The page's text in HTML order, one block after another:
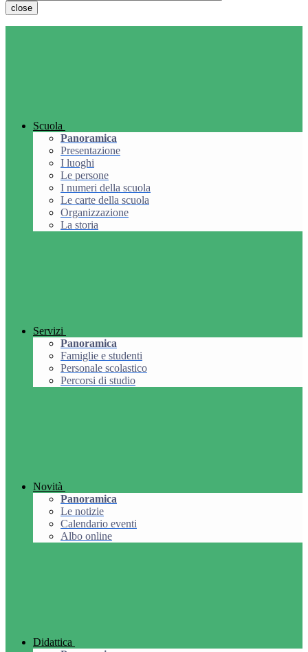
close
Scuola
Panoramica
Presentazione
I luoghi
Le persone
I numeri della scuola
Le carte della scuola
Organizzazione
La storia
Servizi
Panoramica
Famiglie e studenti
Personale scolastico
Percorsi di studio
Novità
Panoramica
Le notizie
Calendario eventi
Albo online
Didattica